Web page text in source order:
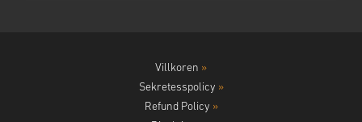
Villkoren »
Sekretesspolicy »
Refund Policy »